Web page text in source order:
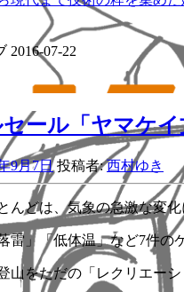
2016-07-22
ール「ヤマケ
9月7日投稿者:西村ゆき
んどは、気象の急激な変
雷」「低体温」など7件の
山をただの「レクリエー